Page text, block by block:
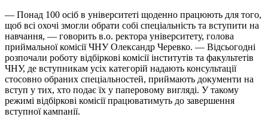
— Понад 100 осіб в університеті щоденно працюють для того,
щоб всі охочі змогли обрати собі спеціальність та вступити на
навчання, — говорить в.о. ректора університету, голова
приймальної комісії ЧНУ Олександр Черевко. — Відсьогодні
розпочали роботу відбіркові комісії інститутів та факультетів
ЧНУ, де вступникам усіх категорій надають консультації
стосовно обраних спеціальностей, приймають документи на
вступ у тих, хто подає їх у паперовому вигляді. У такому
режимі відбіркові комісії працюватимуть до завершення
вступної кампанії.